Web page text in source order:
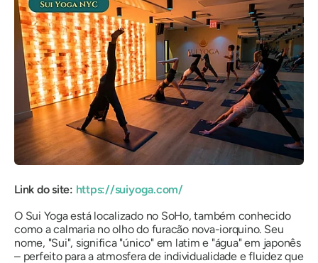
Link do site: https://suiyoga.com/
O Sui Yoga está localizado no SoHo, também conhecido
como a calmaria no olho do furacão nova-iorquino. Seu
nome, "Sui", significa "único" em latim e "água" em japonês
– perfeito para a atmosfera de individualidade e fluidez que